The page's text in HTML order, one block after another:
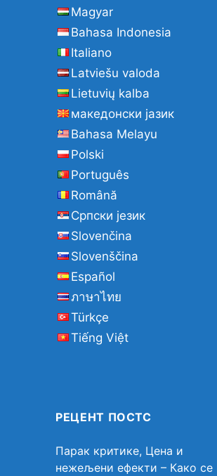
Magyar
Bahasa Indonesia
Italiano
Latviešu valoda
Lietuvių kalba
македонски јазик
Bahasa Melayu
Polski
Português
Română
Cрпски језик
Slovenčina
Slovenščina
Español
ภาษาไทย
Türkçe
Tiếng Việt
РЕЦЕНТ ПОСТС
Парак критике, Цена и
нежељени ефекти – Како се